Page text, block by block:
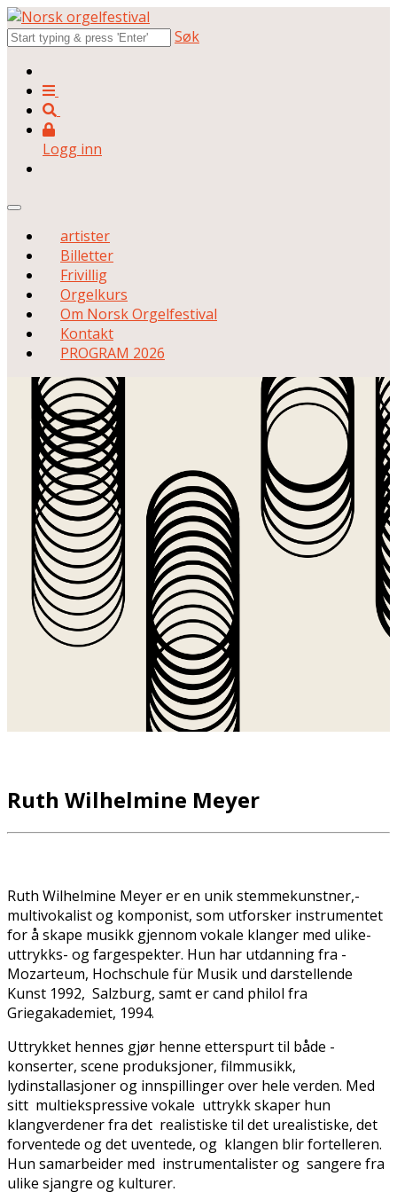
Søk
Logg inn
artister
Billetter
Frivillig
Orgelkurs
Om Norsk Orgelfestival
Kontakt
PROGRAM 2026
Ruth Wilhelmine Meyer
Ruth Wilhelmine Meyer er en unik stemmekunstner,­
multivokalist og komponist, som utforsker instrumentet
for å skape musikk gjennom vokale klanger med ulike­
uttrykks- og fargespekter. Hun har utdanning fra ­
Mozarteum, Hochschule für Musik und darstellende
Kunst 1992, ­ Salzburg, samt er cand philol fra
Griegakademiet, 1994.
Uttrykket hennes gjør henne etterspurt til både ­
konserter, scene­ produksjoner, filmmusikk,
lydinstallasjoner og innspillinger over hele verden. Med
sitt ­ multiekspressive vokale ­ uttrykk skaper hun
klangverdener fra det ­ realistiske til det­ urealistiske, det
forventede og det uventede, og ­ klangen blir fortelleren.
Hun samarbeider med ­ instrumentalister og ­ sangere fra
ulike sjangre og kulturer.